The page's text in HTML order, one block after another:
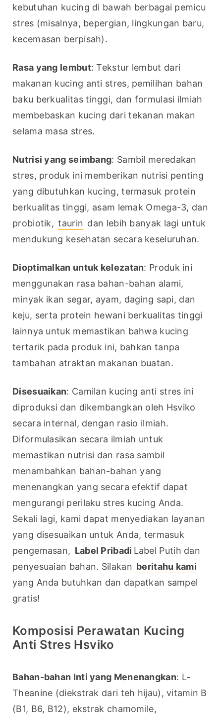
kebutuhan kucing di bawah berbagai pemicu
stres (misalnya, bepergian, lingkungan baru,
kecemasan berpisah).
Rasa yang lembut: Tekstur lembut dari
makanan kucing anti stres, pemilihan bahan
baku berkualitas tinggi, dan formulasi ilmiah
membebaskan kucing dari tekanan makan
selama masa stres.
Nutrisi yang seimbang: Sambil meredakan
stres, produk ini memberikan nutrisi penting
yang dibutuhkan kucing, termasuk protein
berkualitas tinggi, asam lemak Omega-3, dan
probiotik, taurin dan lebih banyak lagi untuk
mendukung kesehatan secara keseluruhan.
Dioptimalkan untuk kelezatan: Produk ini
menggunakan rasa bahan-bahan alami,
minyak ikan segar, ayam, daging sapi, dan
keju, serta protein hewani berkualitas tinggi
lainnya untuk memastikan bahwa kucing
tertarik pada produk ini, bahkan tanpa
tambahan atraktan makanan buatan.
Disesuaikan: Camilan kucing anti stres ini
diproduksi dan dikembangkan oleh Hsviko
secara internal, dengan rasio ilmiah.
Diformulasikan secara ilmiah untuk
memastikan nutrisi dan rasa sambil
menambahkan bahan-bahan yang
menenangkan yang secara efektif dapat
mengurangi perilaku stres kucing Anda.
Sekali lagi, kami dapat menyediakan layanan
yang disesuaikan untuk Anda, termasuk
pengemasan, Label Pribadi Label Putih dan
penyesuaian bahan. Silakan beritahu kami
yang Anda butuhkan dan dapatkan sampel
gratis!
Komposisi Perawatan Kucing
Anti Stres Hsviko
Bahan-bahan Inti yang Menenangkan: L-
Theanine (diekstrak dari teh hijau), vitamin B
(B1, B6, B12), ekstrak chamomile,